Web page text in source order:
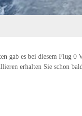
gab es bei diesem Flug 0
erhalten Sie schon